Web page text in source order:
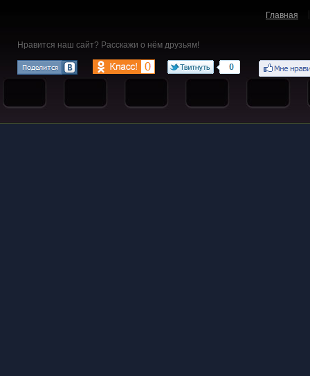
Главная
Нравится наш сайт? Расскажи о нём друзьям!